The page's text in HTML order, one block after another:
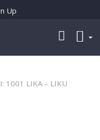
Up
1001 LIKA – LIKU